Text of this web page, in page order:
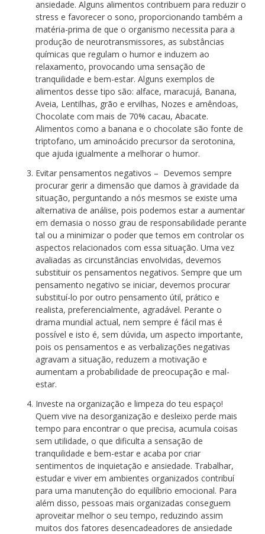
ansiedade. Alguns alimentos contribuem para reduzir o
stress e favorecer o sono, proporcionando também a
matéria-prima de que o organismo necessita para a
produção de neurotransmissores, as substâncias
químicas que regulam o humor e induzem ao
relaxamento, provocando uma sensação de
tranquilidade e bem-estar. Alguns exemplos de
alimentos desse tipo são: alface, maracujá, Banana,
Aveia, Lentilhas, grão e ervilhas, Nozes e amêndoas,
Chocolate com mais de 70% cacau, Abacate.
Alimentos como a banana e o chocolate são fonte de
triptofano, um aminoácido precursor da serotonina,
que ajuda igualmente a melhorar o humor.
Evitar pensamentos negativos – Devemos sempre
procurar gerir a dimensão que damos à gravidade da
situação, perguntando a nós mesmos se existe uma
alternativa de análise, pois podemos estar a aumentar
em demasia o nosso grau de responsabilidade perante
tal ou a minimizar o poder que temos em controlar os
aspectos relacionados com essa situação. Uma vez
avaliadas as circunstâncias envolvidas, devemos
substituir os pensamentos negativos. Sempre que um
pensamento negativo se iniciar, devemos procurar
substituí-lo por outro pensamento útil, prático e
realista, preferencialmente, agradável. Perante o
drama mundial actual, nem sempre é fácil mas é
possível e isto é, sem dúvida, um aspecto importante,
pois os pensamentos e as verbalizações negativas
agravam a situação, reduzem a motivação e
aumentam a probabilidade de preocupação e mal-
estar.
Investe na organização e limpeza do teu espaço!
Quem vive na desorganização e desleixo perde mais
tempo para encontrar o que precisa, acumula coisas
sem utilidade, o que dificulta a sensação de
tranquilidade e bem-estar e acaba por criar
sentimentos de inquietação e ansiedade. Trabalhar,
estudar e viver em ambientes organizados contribuí
para uma manutenção do equilíbrio emocional. Para
além disso, pessoas mais organizadas conseguem
aproveitar melhor o seu tempo, reduzindo assim
muitos dos fatores desencadeadores de ansiedade